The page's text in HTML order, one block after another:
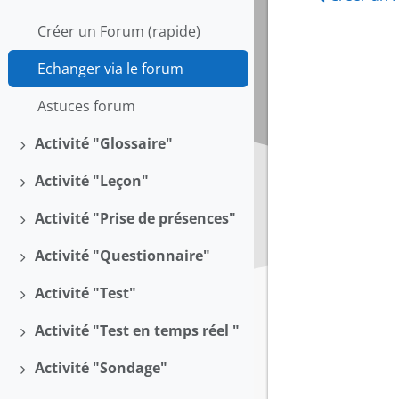
Créer un Forum (rapide)
Echanger via le forum
Astuces forum
Déplier
Activité "Glossaire"
Déplier
Activité "Leçon"
Déplier
Activité "Prise de présences"
Déplier
Activité "Questionnaire"
Déplier
Activité "Test"
Déplier
Activité "Test en temps réel "
Déplier
Activité "Sondage"